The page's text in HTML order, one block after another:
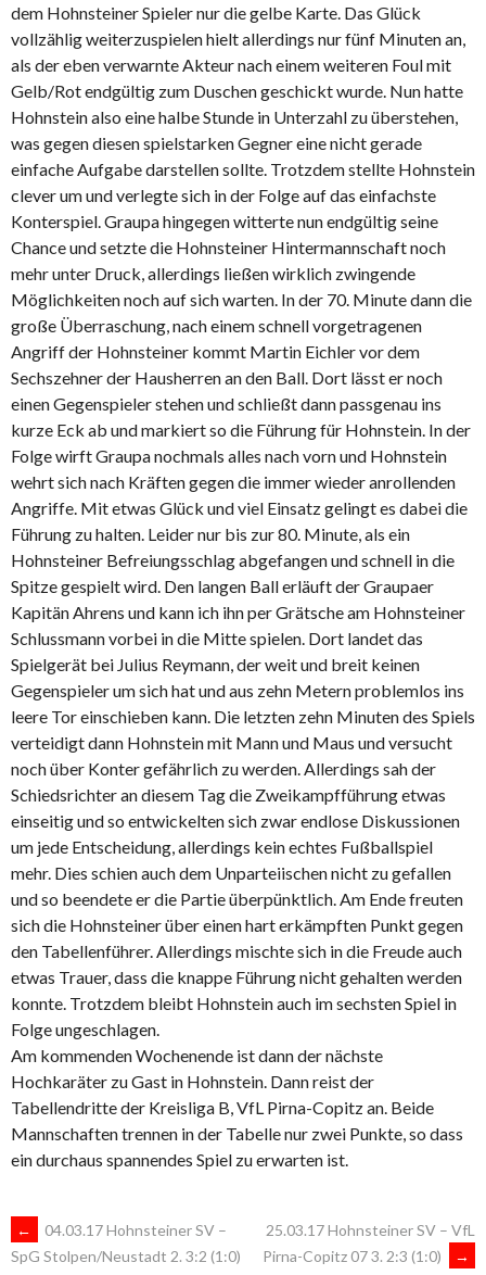
dem Hohnsteiner Spieler nur die gelbe Karte. Das Glück
vollzählig weiterzuspielen hielt allerdings nur fünf Minuten an,
als der eben verwarnte Akteur nach einem weiteren Foul mit
Gelb/Rot endgültig zum Duschen geschickt wurde. Nun hatte
Hohnstein also eine halbe Stunde in Unterzahl zu überstehen,
was gegen diesen spielstarken Gegner eine nicht gerade
einfache Aufgabe darstellen sollte. Trotzdem stellte Hohnstein
clever um und verlegte sich in der Folge auf das einfachste
Konterspiel. Graupa hingegen witterte nun endgültig seine
Chance und setzte die Hohnsteiner Hintermannschaft noch
mehr unter Druck, allerdings ließen wirklich zwingende
Möglichkeiten noch auf sich warten. In der 70. Minute dann die
große Überraschung, nach einem schnell vorgetragenen
Angriff der Hohnsteiner kommt Martin Eichler vor dem
Sechszehner der Hausherren an den Ball. Dort lässt er noch
einen Gegenspieler stehen und schließt dann passgenau ins
kurze Eck ab und markiert so die Führung für Hohnstein. In der
Folge wirft Graupa nochmals alles nach vorn und Hohnstein
wehrt sich nach Kräften gegen die immer wieder anrollenden
Angriffe. Mit etwas Glück und viel Einsatz gelingt es dabei die
Führung zu halten. Leider nur bis zur 80. Minute, als ein
Hohnsteiner Befreiungsschlag abgefangen und schnell in die
Spitze gespielt wird. Den langen Ball erläuft der Graupaer
Kapitän Ahrens und kann ich ihn per Grätsche am Hohnsteiner
Schlussmann vorbei in die Mitte spielen. Dort landet das
Spielgerät bei Julius Reymann, der weit und breit keinen
Gegenspieler um sich hat und aus zehn Metern problemlos ins
leere Tor einschieben kann. Die letzten zehn Minuten des Spiels
verteidigt dann Hohnstein mit Mann und Maus und versucht
noch über Konter gefährlich zu werden. Allerdings sah der
Schiedsrichter an diesem Tag die Zweikampfführung etwas
einseitig und so entwickelten sich zwar endlose Diskussionen
um jede Entscheidung, allerdings kein echtes Fußballspiel
mehr. Dies schien auch dem Unparteiischen nicht zu gefallen
und so beendete er die Partie überpünktlich. Am Ende freuten
sich die Hohnsteiner über einen hart erkämpften Punkt gegen
den Tabellenführer. Allerdings mischte sich in die Freude auch
etwas Trauer, dass die knappe Führung nicht gehalten werden
konnte. Trotzdem bleibt Hohnstein auch im sechsten Spiel in
Folge ungeschlagen.
Am kommenden Wochenende ist dann der nächste
Hochkaräter zu Gast in Hohnstein. Dann reist der
Tabellendritte der Kreisliga B, VfL Pirna-Copitz an. Beide
Mannschaften trennen in der Tabelle nur zwei Punkte, so dass
ein durchaus spannendes Spiel zu erwarten ist.
ARTIKEL-
←
04.03.17 Hohnsteiner SV –
SpG Stolpen/Neustadt 2. 3:2 (1:0)
25.03.17 Hohnsteiner SV – VfL
Pirna-Copitz 07 3. 2:3 (1:0)
→